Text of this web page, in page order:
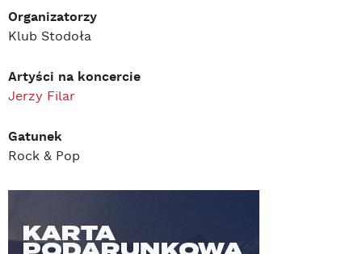
Organizatorzy
Klub Stodoła
Artyści na koncercie
Jerzy Filar
Gatunek
Rock & Pop